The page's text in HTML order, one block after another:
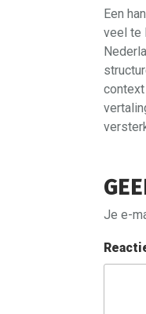
Een
veel te
Je e-